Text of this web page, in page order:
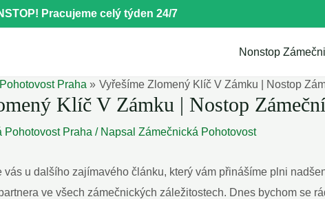
Pracujeme celý týden 24/7
Nonstop
Praha Vyřešíme Zlomený Klíč V Zámku | Nostop
Klíč V Zámku | Nostop
Pohotovost Praha / Napsal Zámečnická Pohotovost
vás u dalšího zajímavého článku, který vám přinášíme plni
ve všech zámečnických záležitostech. Dnes bychom se